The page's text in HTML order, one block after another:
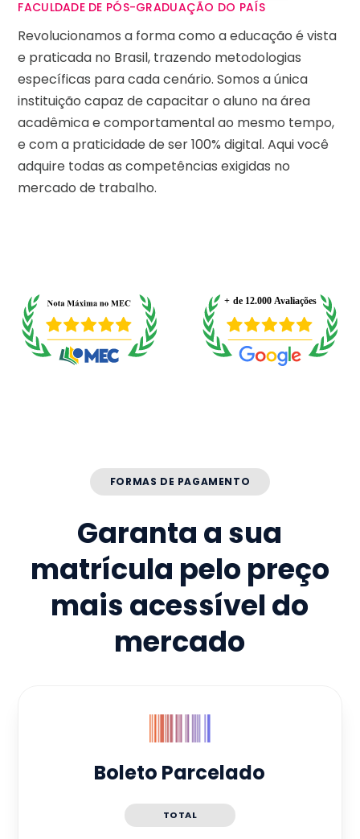
FACULDADE DE PÓS-GRADUAÇÃO DO PAÍS
Revolucionamos a forma como a educação é vista
e praticada no Brasil, trazendo metodologias
específicas para cada cenário. Somos a única
instituição capaz de capacitar o aluno na área
acadêmica e comportamental ao mesmo tempo,
e com a praticidade de ser 100% digital. Aqui você
adquire todas as competências exigidas no
mercado de trabalho.
FORMAS DE PAGAMENTO
Garanta a sua
matrícula pelo preço
mais acessível do
mercado
Boleto Parcelado
TOTAL